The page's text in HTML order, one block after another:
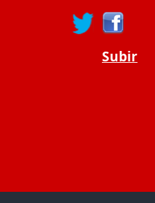
Subir